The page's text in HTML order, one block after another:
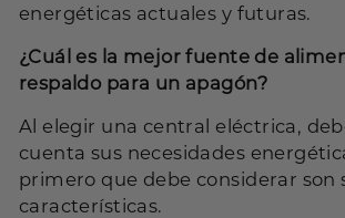
energéticas actuales y futuras.
¿Cuál es la mejor fuente de
respaldo para un apagón?
Al elegir una central eléctrica,
cuenta sus necesidades
primero que debe considerar son
características.